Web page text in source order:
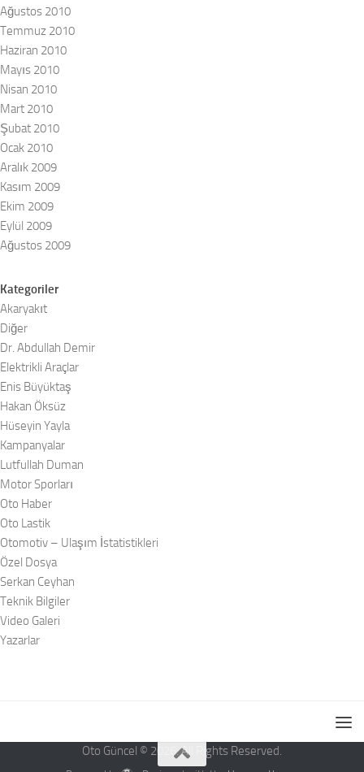
Ağustos 2010
Temmuz 2010
Haziran 2010
Mayıs 2010
Nisan 2010
Mart 2010
Şubat 2010
Ocak 2010
Aralık 2009
Kasım 2009
Ekim 2009
Eylül 2009
Ağustos 2009
Kategoriler
Akaryakıt
Diğer
Dr. Abdullah Demir
Elektrikli Araçlar
Enis Büyüktaş
Hakan Öksüz
Hüseyin Yayla
Kampanyalar
Lutfullah Duman
Motor Sporları
Oto Haber
Oto Lastik
Otomotiv – Ulaşım İstatistikleri
Özel Dosya
Serkan Ceyhan
Teknik Bilgiler
Video Galeri
Yazarlar
Oto Güncel © 2026. All Rights Reserved.